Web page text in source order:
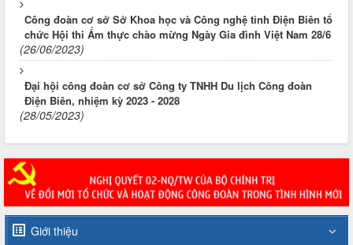
Công đoàn cơ sở Sở Khoa học và Công nghệ tỉnh Điện Biên tổ
chức Hội thi Ẩm thực chào mừng Ngày Gia đình Việt Nam 28/6
(26/06/2023)
Đại hội công đoàn cơ sở Công ty TNHH Du lịch Công đoàn
Điện Biên, nhiệm kỳ 2023 - 2028
(28/05/2023)
Giới thiệu